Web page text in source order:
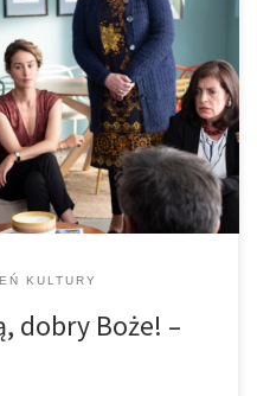
Boże! Philippe de
obchodzą już czterdziestą
zięciów i reszta rodziny
rubinowe gody. Co tym
KULTURY
dobry Boże! –